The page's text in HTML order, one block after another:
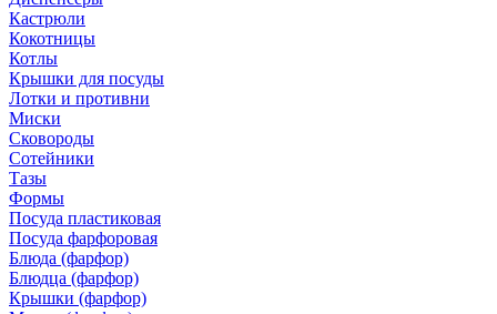
Кастрюли
Кокотницы
Котлы
Крышки для посуды
Лотки и противни
Миски
Сковороды
Сотейники
Тазы
Формы
Посуда пластиковая
Посуда фарфоровая
Блюда (фарфор)
Блюдца (фарфор)
Крышки (фарфор)